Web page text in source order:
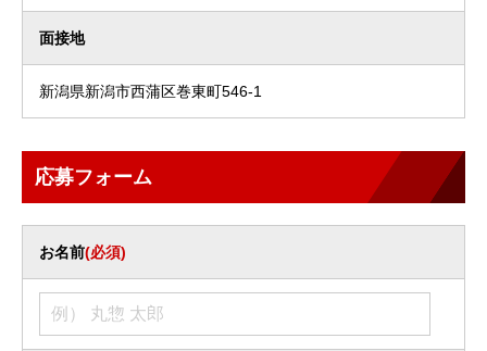
面接地
新潟県新潟市西蒲区巻東町546-1
応募フォーム
お名前(必須)